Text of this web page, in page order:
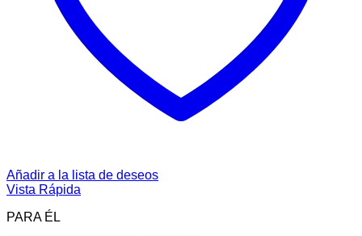
Añadir a la lista de deseos
Vista Rápida
PARA ÉL